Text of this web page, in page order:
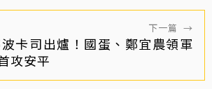
下一篇 →
卡司出爐！國蛋、鄭宜農領軍
攻安平